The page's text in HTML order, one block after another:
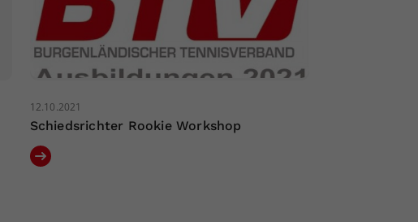
12.10.2021
Schiedsrichter Rookie Workshop